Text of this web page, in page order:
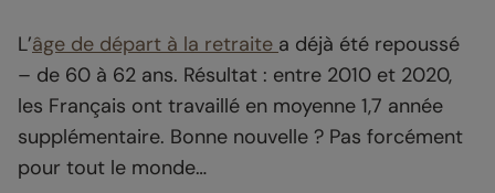
L’âge de départ à la retraite a déjà été repoussé
– de 60 à 62 ans. Résultat : entre 2010 et 2020,
les Français ont travaillé en moyenne 1,7 année
supplémentaire. Bonne nouvelle ? Pas forcément
pour tout le monde…